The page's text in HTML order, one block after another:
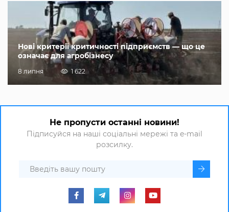
Нові критерії критичності підприємств — що це
означає для агробізнесу
8 липня 1 622
Не пропусти останні новини!
Підписуйся на наші соціальні мережі та e-mail
розсилку.